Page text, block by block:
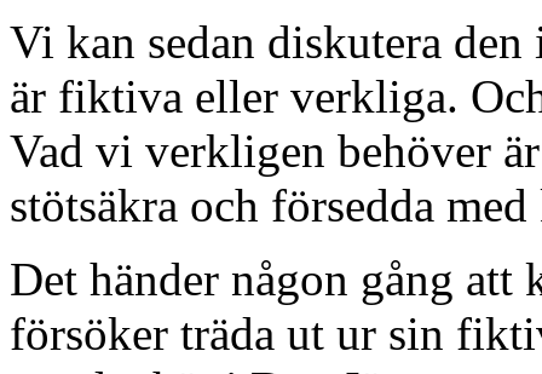
Vi kan sedan diskutera
är fiktiva eller verkliga.
Vad vi verkligen behöver
stötsäkra och försedda
Det händer någon gång att
försöker träda ut ur sin